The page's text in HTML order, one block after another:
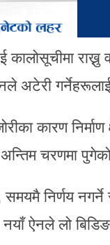
राख्नु
अटेरी
कारण निर्माण
चरणमा पुगेको
निर्णय नगर्ने
ऐनले लो बिडिङ